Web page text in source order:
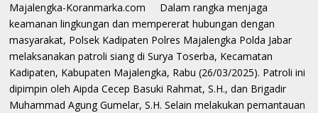
Majalengka-Koranmarka.com Dalam rangka menjaga
keamanan lingkungan dan mempererat hubungan dengan
masyarakat, Polsek Kadipaten Polres Majalengka Polda Jabar
melaksanakan patroli siang di Surya Toserba, Kecamatan
Kadipaten, Kabupaten Majalengka, Rabu (26/03/2025). Patroli ini
dipimpin oleh Aipda Cecep Basuki Rahmat, S.H., dan Brigadir
Muhammad Agung Gumelar, S.H. Selain melakukan pemantauan